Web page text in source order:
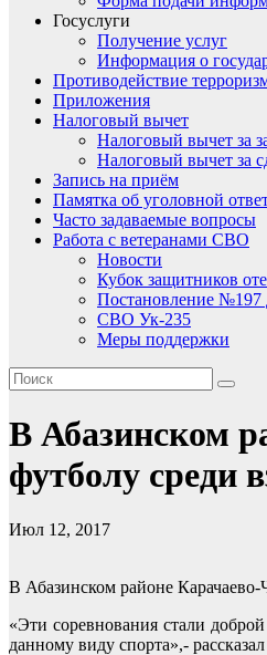
Госуслуги
Получение услуг
Информация о
Противодействие
Приложения
Налоговый вычет
Налоговый вычет за
Налоговый вычет за
Запись на приём
Памятка об уголовной
Часто задаваемые вопросы
Работа с ветеранами СВО
Новости
Кубок защитников
Постановление
СВО Ук-235
Меры поддержки
В Абазинском
футболу среди
Июл 12, 2017
В Абазинском районе
«Эти соревнования стали
данному виду спорта»,-